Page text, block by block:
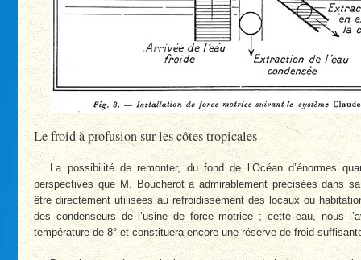
Le froid à profusion sur les côtes tropicales
La possibilité de remonter, du fond de l’Océan d’énormes
perspectives que M. Boucherot a admirablement précisées dans
être directement utilisées au refroidissement des locaux ou
des condenseurs de l’usine de force motrice ; cette eau, nous
température de 8° et constituera encore une réserve de froid